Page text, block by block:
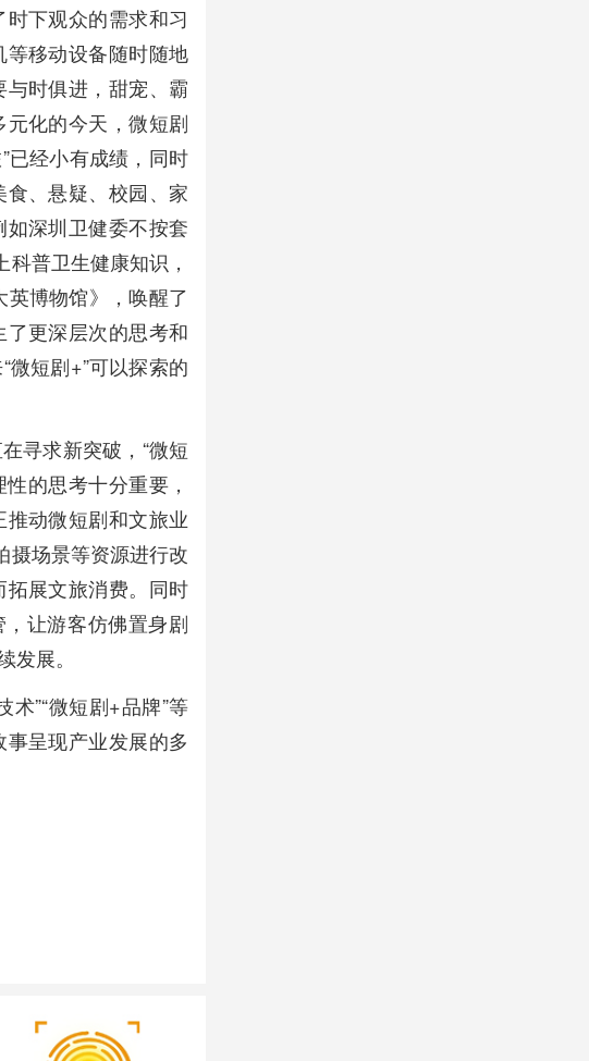
下观众的需求和习
移动设备随时随地
时俱进，甜宠、霸
化的今天，微短剧
已经小有成绩，同时
、悬疑、校园、家
深圳卫健委不按套
普卫生健康知识，
英博物馆》，唤醒了
更深层次的思考和
短剧+”可以探索的
寻求新突破，“微短
的思考十分重要，
动微短剧和文旅业
摄场景等资源进行改
展文旅消费。同时
让游客仿佛置身剧
展。
”“微短剧+品牌”等
呈现产业发展的多